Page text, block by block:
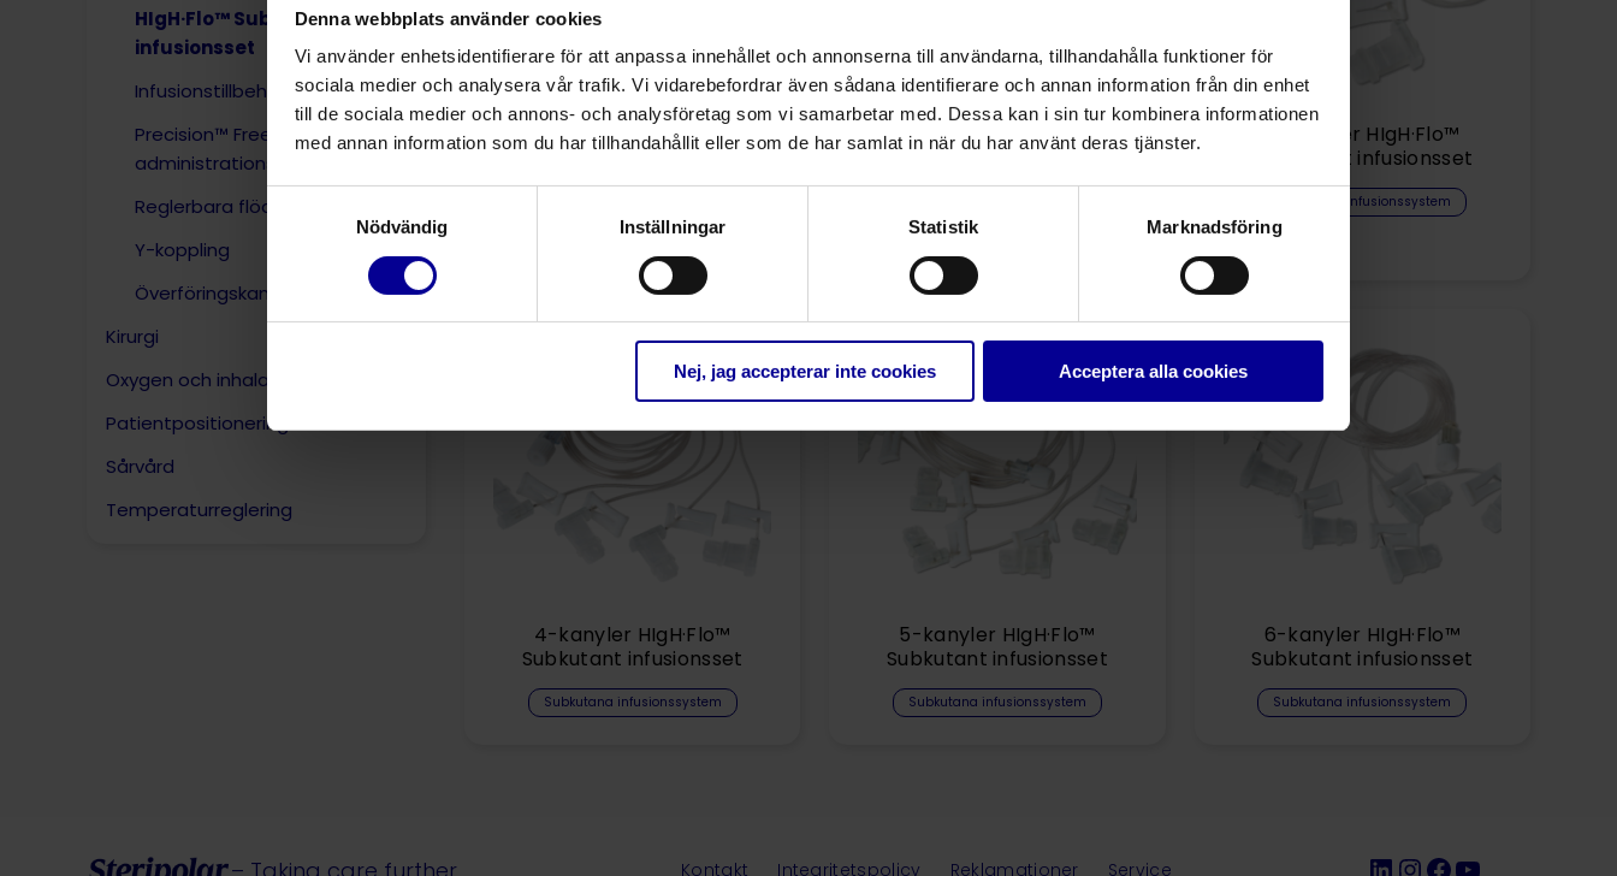
Denna webbplats använder cookies
Vi använder enhetsidentifierare för att anpassa innehållet och annonserna till användarna, tillhandahålla funktioner för
sociala medier och analysera vår trafik. Vi vidarebefordrar även sådana identifierare och annan information från din enhet
till de sociala medier och annons- och analysföretag som vi samarbetar med. Dessa kan i sin tur kombinera informationen
med annan information som du har tillhandahållit eller som de har samlat in när du har använt deras tjänster.
Samtyckesval
Nödvändig
Inställningar Statistik Marknadsföring
Nej, jag accepterar inte cookies Acceptera alla cookies
HIgH·Flo™ Subkutant
infusionsset
Infusionstillbehör
Precision™ Freedom
administrationsset
Reglerbara flödeskontroller
Y-koppling
Överföringskanyl
Kirurgi
Oxygen och inhalation
Patientpositionering
Sårvård
Temperaturreglering
1-kanyl HIgH·Flo™ Subkutant
infusionsset
Subkutana nålset
2-kanyler HIgH·Flo™
Subkutant infusionsset
Subkutana nålset
3-kanyler HIgH·Flo™
Subkutant infusionsset
Subkutana infusionssystem
4-kanyler HIgH·Flo™
Subkutant infusionsset
Subkutana infusionssystem
5-kanyler HIgH·Flo™
Subkutant infusionsset
Subkutana infusionssystem
6-kanyler HIgH·Flo™
Subkutant infusionsset
Subkutana infusionssystem
Kontakt Integritetspolicy Reklamationer Service